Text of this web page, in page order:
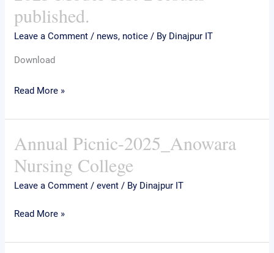
published.
Leave a Comment / news, notice / By Dinajpur IT
Download
Admission
Preparation-
Model
2
Read More »
Annual Picnic-2025_Anowara
Nursing College
Leave a Comment /event / By Dinajpur IT
Annual
2025_Anowara
Nursing
Read More »